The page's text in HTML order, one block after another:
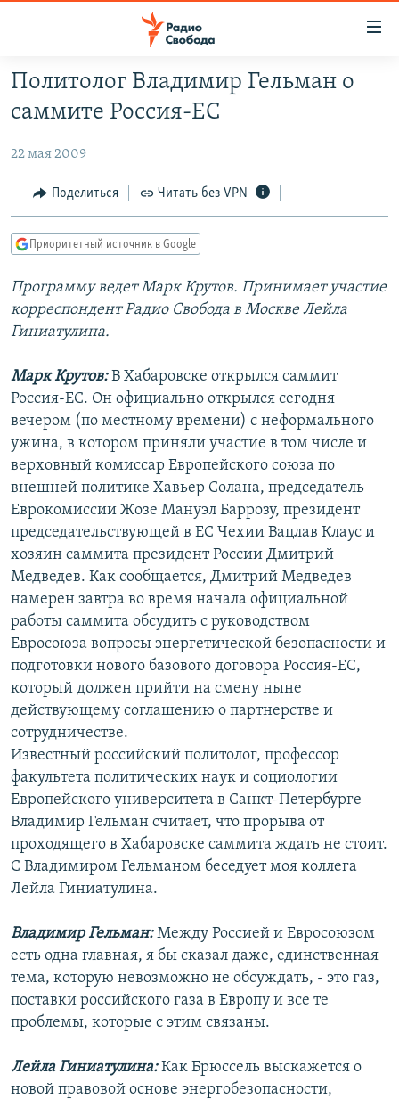
упрощенного
доступа
содержанию
Вернутся
навигации
Вернутся
АВТОРСКИЕ ПРОЕКТЫ
ЦИТАТЫ СВОБОДЫ
КУЛЬТУРА
IDEL.РЕАЛИИ
КАВКАЗ.РЕАЛИИ
СИБИРЬ.РЕАЛИИ
РАСПИСАНИЕ ВЕЩАНИЯ
ПОДПИШИТЕСЬ НА РАССЫЛКУ
СОЦИАЛЬНЫЕ СЕТИ
Все сайты РСЕ/РС
Политолог Владимир Гельман о
саммите Россия-ЕС
22 мая 2009
Поделиться Читать без VPN
Приоритетный источник в Google
Программу ведет Марк Крутов. Принимает участие
корреспондент Радио Свобода в Москве Лейла
Гиниатулина.
Марк Крутов:В Хабаровске открылся саммит
Россия-ЕС. Он официально открылся сегодня
вечером (по местному времени) с неформального
ужина, в котором приняли участие в том числе и
верховный комиссар Европейского союза по
внешней политике Хавьер Солана, председатель
Еврокомиссии Жозе Мануэл Баррозу, президент
председательствующей в ЕС Чехии Вацлав Клаус и
хозяин саммита президент России Дмитрий
Медведев. Как сообщается, Дмитрий Медведев
намерен завтра во время начала официальной
работы саммита обсудить с руководством
Евросоюза вопросы энергетической безопасности и
подготовки нового базового договора Россия-ЕС,
который должен прийти на смену ныне
действующему соглашению о партнерстве и
сотрудничестве.
Известный российский политолог, профессор
факультета политических наук и социологии
Европейского университета в Санкт-Петербурге
Владимир Гельман считает, что прорыва от
проходящего в Хабаровске саммита ждать не стоит.
С Владимиром Гельманом беседует моя коллега
Лейла Гиниатулина.
Владимир Гельман:Между Россией и Евросоюзом
есть одна главная, я бы сказал даже, единственная
тема, которую невозможно не обсуждать, - это газ,
поставки российского газа в Европу и все те
проблемы, которые с этим связаны.
Лейла Гиниатулина:Как Брюссель выскажется о
новой правовой основе энергобезопасности,